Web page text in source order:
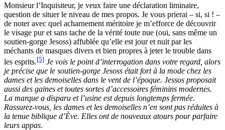
Monsieur l’Inquisiteur, je veux faire une déclaration liminaire,
question de situer le niveau de mes propos. Je vous prierai – si, si ! –
de noter avec quel acharnement méritoire je m’efforce de découvrir
le visage pur et sans tache de la vérité toute nue (oui, sans même un
soutien-gorge Jesoss) affublée qu’elle est jour et nuit par les
méchants de masques divers et bien propres à jeter le trouble dans
les esprits.[5] Je vois le point d’interrogation dans votre regard, alors
je précise que le soutien-gorge Jesoss était fort à la mode chez les
dames et les demoiselles dans le vent de l’époque. Jessos proposait
aussi des gaines et toutes sortes d’accessoires féminins modernes.
La marque a disparu et l’usine est depuis longtemps fermée.
Rassurez-vous, les dames et les demoiselles n’en sont pas réduites à
la tenue biblique d’Ève. Elles ont de nouveaux atours pour parfaire
leurs appas.